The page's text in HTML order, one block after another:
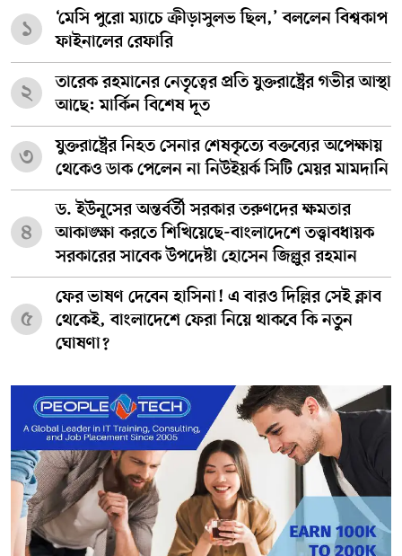
১
‘মেসি পুরো ম্যাচে ক্রীড়াসুলভ ছিল,’ বললেন বিশ্বকাপ
ফাইনালের রেফারি
২
তারেক রহমানের নেতৃত্বের প্রতি যুক্তরাষ্ট্রের গভীর আস্থা
আছে: মার্কিন বিশেষ দূত
৩
যুক্তরাষ্ট্রের নিহত সেনার শেষকৃত্যে বক্তব্যের অপেক্ষায়
থেকেও ডাক পেলেন না নিউইয়র্ক সিটি মেয়র মামদানি
৪
ড. ইউনূসের অন্তর্বর্তী সরকার তরুণদের ক্ষমতার
আকাঙ্ক্ষা করতে শিখিয়েছে-বাংলাদেশে তত্ত্বাবধায়ক
সরকারের সাবেক উপদেষ্টা হোসেন জিল্লুর রহমান
৫
ফের ভাষণ দেবেন হাসিনা! এ বারও দিল্লির সেই ক্লাব
থেকেই, বাংলাদেশে ফেরা নিয়ে থাকবে কি নতুন
ঘোষণা?